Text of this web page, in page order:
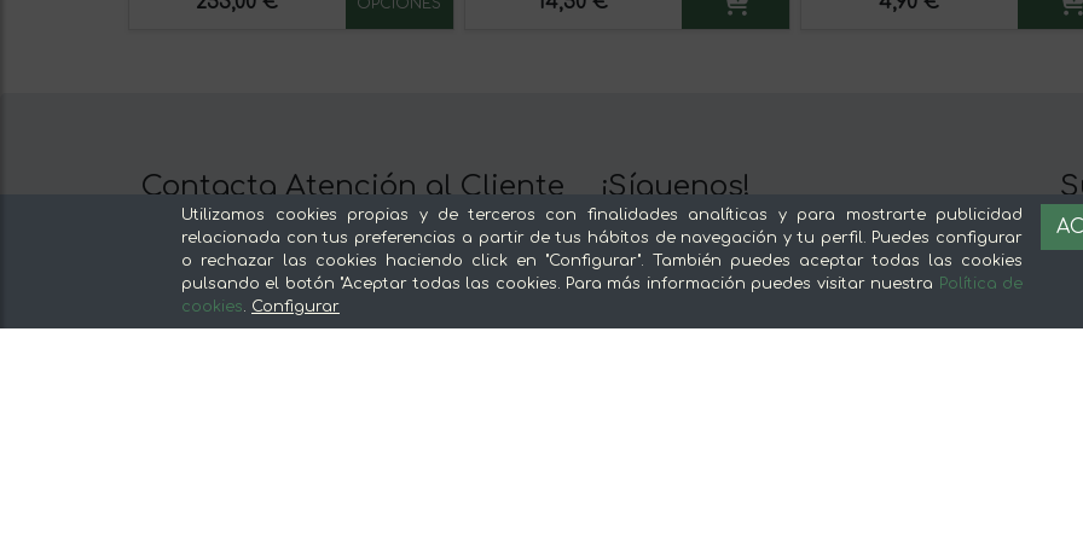
Contacta Atención al Cliente
Llámanos al 672 11 02 15
Escríbenos al Whatsapp
Escríbenos
De lunes a viernes de 8:30 a 14:00
¡Síguenos!
Nuestra app es mejor :)
Utilizamos cookies propias y de terceros con finalidades analíticas y para mostrarte publicidad
relacionada con tus preferencias a partir de tus hábitos de navegación y tu perfil. Puedes configurar
o rechazar las cookies haciendo click en "Configurar". También puedes aceptar todas las cookies
pulsando el botón "Aceptar todas las cookies. Para más información puedes visitar nuestra Política de
cookies. Configurar